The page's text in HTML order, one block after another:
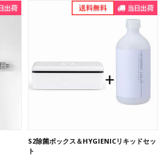
S2除菌ボックス＆HYGIENICリキッドセッ
ト